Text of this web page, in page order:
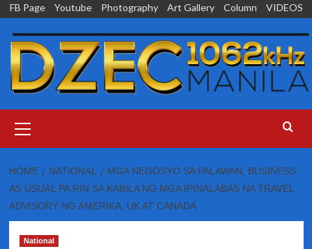
Skip
content
FB Page Youtube Photography Art Gallery Column VIDEOS
Menu
HOME NATIONAL
MGA NEGOSYO SA PALAWAN, BUSINESS
AS USUAL PA RIN SA KABILA NG MGA IPINALABAS NA TRAVEL
ADVISORY NG AMERIKA, UK AT CANADA
National